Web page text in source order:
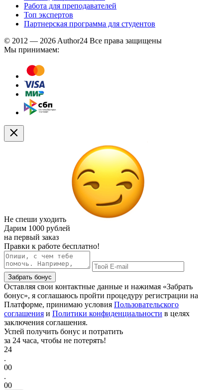
Работа для преподавателей
Топ экспертов
Партнерская программа для студентов
© 2012 — 2026 Author24 Все права защищены
Мы принимаем:
Не спеши уходить
Дарим 1000 рублей
на первый заказ
Правки к работе бесплатно!
Забрать бонус
Оставляя свои контактные данные и нажимая «Забрать
бонус», я соглашаюсь пройти процедуру регистрации на
Платформе, принимаю условия Пользовательского
соглашения и Политики конфиденциальности в целях
заключения соглашения.
Успей получить бонус и потратить
за 24 часа, чтобы не потерять!
24
.
00
.
00